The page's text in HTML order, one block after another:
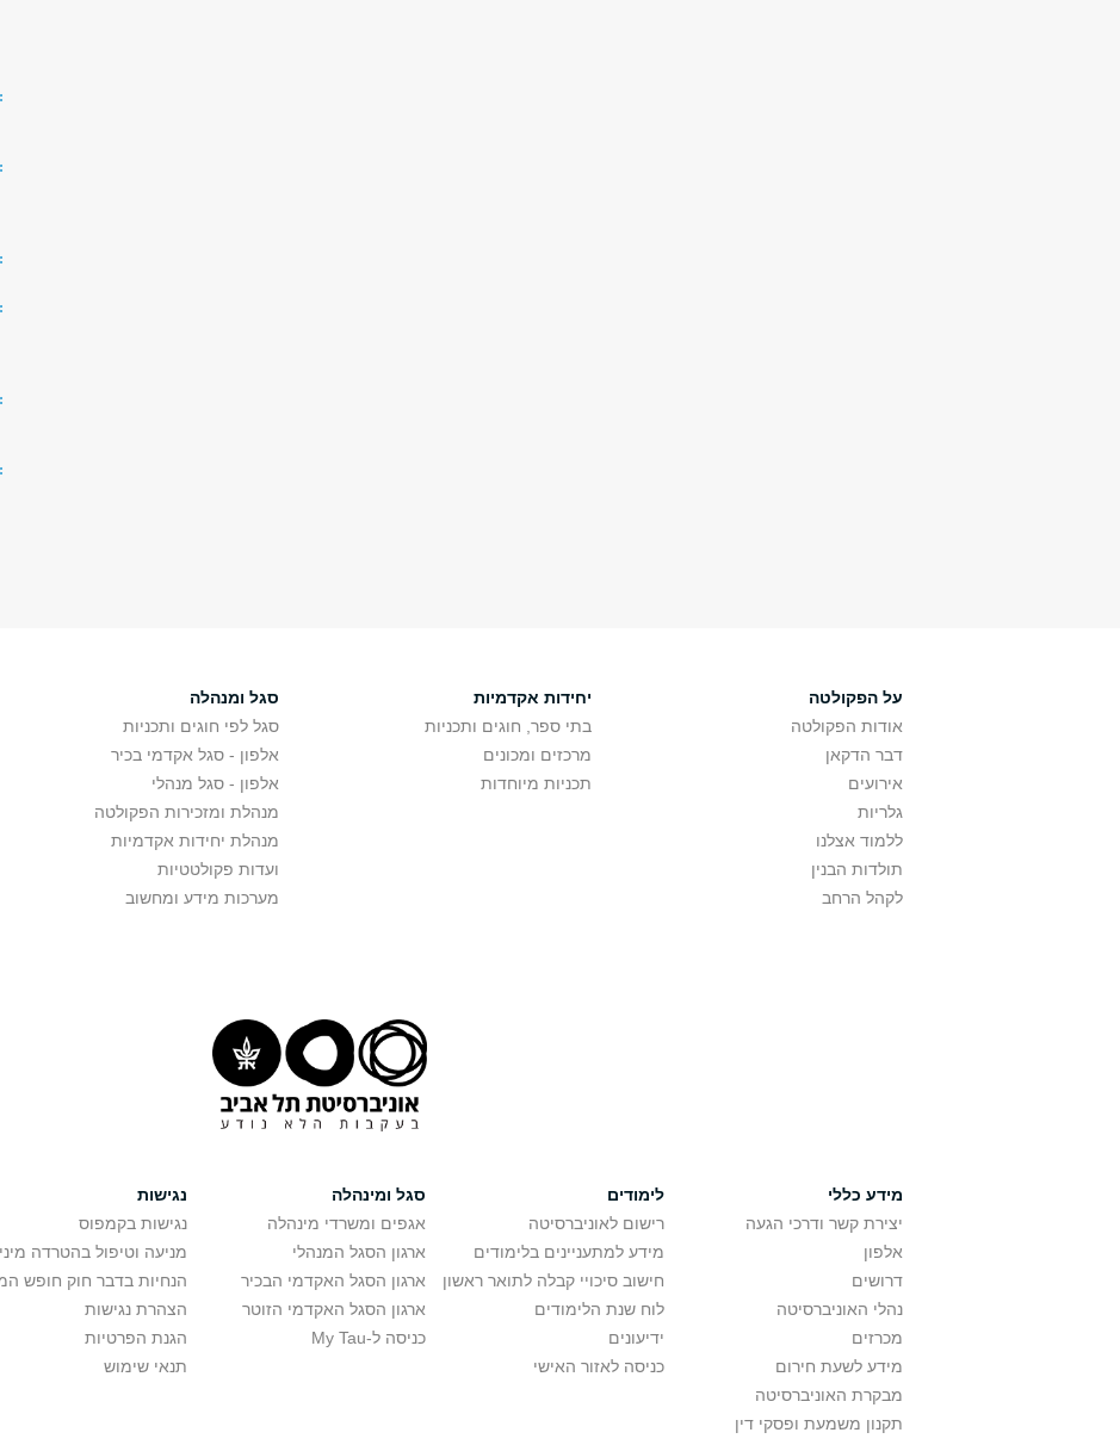
על הפקולטה
אודות הפקולטה
דבר הדקאן
אירועים
גלריות
ללמוד אצלנו
תולדות הבנין
לקהל הרחב
יחידות אקדמיות
בתי ספר, חוגים ותכניות
מרכזים ומכונים
תכניות מיוחדות
סגל ומנהלה
סגל לפי חוגים ותכניות
אלפון - סגל אקדמי בכיר
אלפון - סגל מנהלי
מנהלת ומזכירות הפקולטה
מנהלת יחידות אקדמיות
ועדות פקולטטיות
מערכות מידע ומחשוב
מידע כללי
יצירת קשר ודרכי הגעה
אלפון
דרושים
נהלי האוניברסיטה
מכרזים
מידע לשעת חירום
מבקרת האוניברסיטה
תקנון משמעת ופסקי דין
לימודים
רישום לאוניברסיטה
מידע למתעניינים בלימודים
חישוב סיכויי קבלה לתואר ראשון
לוח שנת הלימודים
ידיעונים
כניסה לאזור האישי
סגל ומינהלה
אגפים ומשרדי מינהלה
ארגון הסגל המנהלי
ארגון הסגל האקדמי הבכיר
ארגון הסגל האקדמי הזוטר
כניסה ל-My Tau
נגישות
נגישות בקמפוס
מניעה וטיפול בהטרדה
הנחיות בדבר חוק חופש
הצהרת נגישות
הגנת הפרטיות
תנאי שימוש